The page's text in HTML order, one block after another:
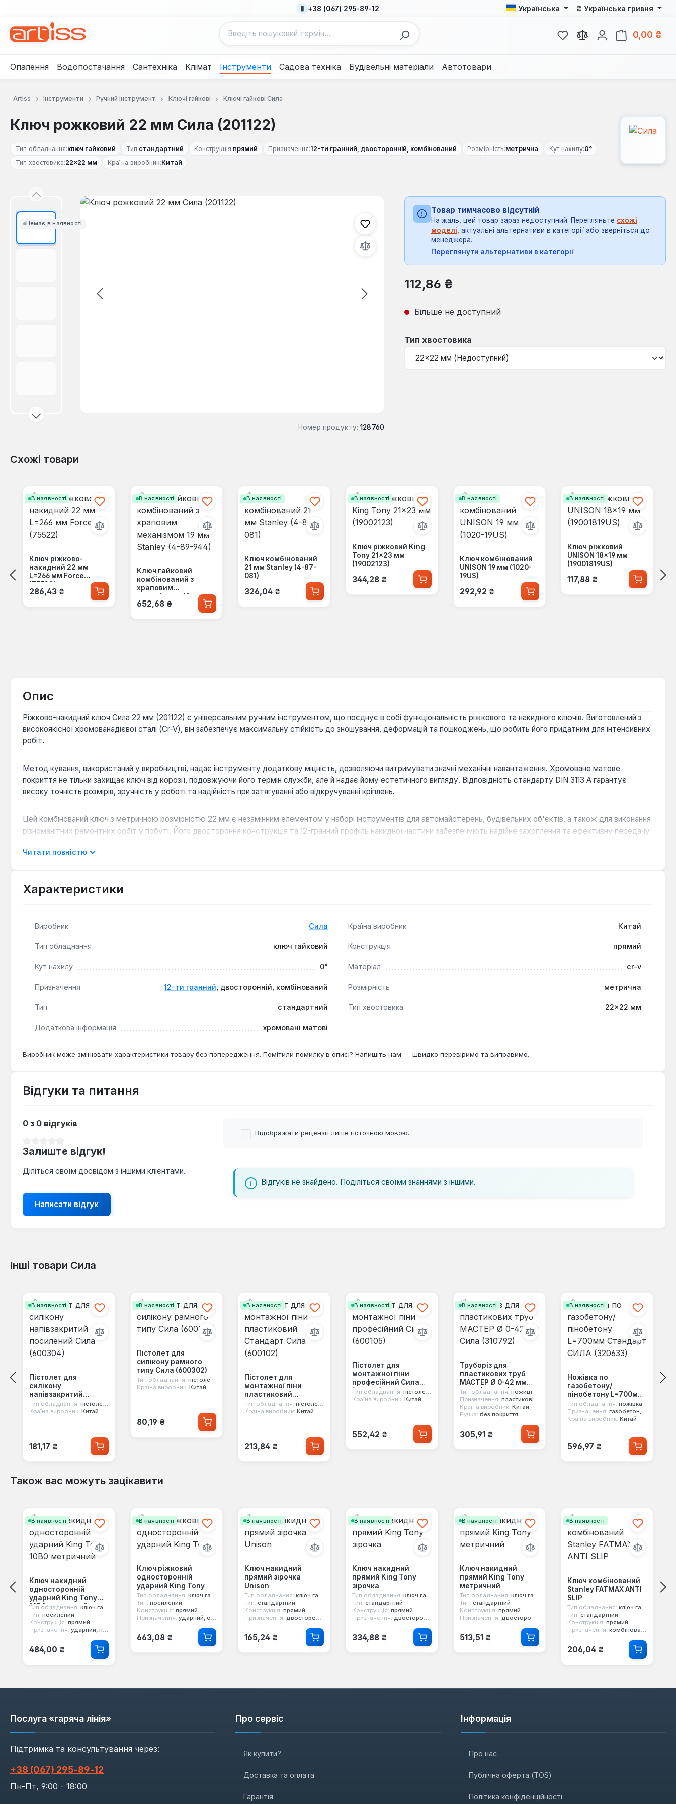
+38 (067) 295-89-12 Українська ₴ Українська гривня
У вас є 0 у списку бажань
0,00 ₴
Опалення Водопостачання Сантехніка Клімат Інструменти Садова техніка Будівельні матеріали Автотовари
Artiss Інструменти Ручний інструмент Ключі гайкові Ключі гайкові Сила
Ключ рожковий 22 мм Сила (201122)
Тип обладнання:ключ гайковий Тип:стандартний Конструкція:прямий Призначення:12-ти гранний, двосторонній, комбінований Розмірність:метрична Кут нахилу:0°
Тип хвостовика:22×22 мм Країна виробник:Китай
Немає в наявності
Пропустити галерею зображень
Номер продукту: 128760
Товар тимчасово відсутній
На жаль, цей товар зараз недоступний. Перегляньте схожі
моделі , актуальні альтернативи в категорії або зверніться до
менеджера.
Переглянути альтернативи в категорії
Звичайна ціна:
112,86 ₴
Більше не доступний
Виберіть
Тип хвостовика
Схожі товари
В наявності
Ключ ріжково-
накидний 22 мм
L=266 мм Force
(75522)
Звичайна ціна:
286,43 ₴
В наявності
Ключ гайковий
комбінований з
храповим
механізмом 19 мм
Stanley (4-89-944)
Звичайна ціна:
652,68 ₴
В наявності
Ключ комбінований
21 мм Stanley (4-87-
081)
Звичайна ціна:
326,04 ₴
В наявності
Ключ ріжковий King
Tony 21×23 мм
(19002123)
Звичайна ціна:
344,28 ₴
В наявності
Ключ комбінований
UNISON 19 мм (1020-
19US)
Звичайна ціна:
292,92 ₴
В наявності
Ключ ріжковий
UNISON 18×19 мм
(19001819US)
Звичайна ціна:
117,88 ₴
Опис
Ріжково-накидний ключ Сила 22 мм (201122) є універсальним ручним інструментом, що поєднує в собі функціональність ріжкового та накидного ключів. Виготовлений з
високоякісної хромованадієвої сталі (Cr-V), він забезпечує максимальну стійкість до зношування, деформацій та пошкоджень, що робить його придатним для інтенсивних
робіт.
Метод кування, використаний у виробництві, надає інструменту додаткову міцність, дозволяючи витримувати значні механічні навантаження. Хромоване матове
покриття не тільки захищає ключ від корозії, подовжуючи його термін служби, але й надає йому естетичного вигляду. Відповідність стандарту DIN 3113 A гарантує
високу точність розмірів, зручність у роботі та надійність при затягуванні або відкручуванні кріплень.
Цей комбінований ключ з метричною розмірністю 22 мм є незамінним елементом у наборі інструментів для автомайстерень, будівельних об'єктів, а також для виконання
різноманітних ремонтних робіт у побуті. Його двостороння конструкція та 12-гранний профіль накидної частини забезпечують надійне захоплення та ефективну передачу
Читати повністю
Характеристики
Виробник Сила Країна виробник Китай
Тип обладнання ключ гайковий Конструкція прямий
Кут нахилу 0° Матеріал cr-v
Призначення 12-ти гранний , двосторонній, комбінований Розмірність метрична
Тип стандартний Тип хвостовика 22×22 мм
Додаткова інформація хромовані матові
Виробник може змінювати характеристики товару без попередження. Помітили помилку в описі? Напишіть нам — швидко перевіримо та виправимо.
Відгуки та питання
0 з 0 відгуків
Залиште відгук!
Діліться своїм досвідом з іншими клієнтами.
Написати відгук
Відображати рецензії лише поточною мовою.
Відгуків не знайдено. Поділіться своїми знаннями з іншими.
Інші товари Сила
В наявності
Пістолет для
силікону
напівзакритий
посилений Сила
(600304)
Тип обладнання: пістолети для герметиків
Країна виробник: Китай
Звичайна ціна:
181,17 ₴
В наявності
Пістолет для
силікону рамного
типу Сила (600302)
Тип обладнання: пістолети для герметиків
Країна виробник: Китай
Звичайна ціна:
80,19 ₴
В наявності
Пістолет для
монтажної піни
пластиковий
Стандарт Сила
(600102)
Тип обладнання: пістолет для піни
Країна виробник: Китай
Звичайна ціна:
213,84 ₴
В наявності
Пістолет для
монтажної піни
професійний Сила
(600105)
Тип обладнання: пістолет для піни
Країна виробник: Китай
Звичайна ціна:
552,42 ₴
В наявності
Труборіз для
пластикових труб
МАСТЕР Ø 0-42 мм
Сила (310792)
Тип обладнання: ножиці
Призначення: пластикові труби
Країна виробник: Китай
Ручка: без покриття
Звичайна ціна:
305,91 ₴
В наявності
Ножівка по
газобетону/
пінобетону L=700мм
Стандарт СИЛА
(320633)
Тип обладнання: ножівка
Призначення: газобетон, пінобетон
Країна виробник: Китай
Звичайна ціна:
596,97 ₴
Також вас можуть зацікавити
В наявності
Ключ накидний
односторонній
ударний King Tony
10B0 метричний
Тип обладнання: ключ гайковий
Тип: посилений
Конструкція: прямий
Призначення: ударний, накидний, односторонній
Звичайна ціна:
484,00 ₴
В наявності
Ключ ріжковий
односторонній
ударний King Tony
Тип обладнання: ключ гайковий
Тип: посилений
Конструкція: прямий
Призначення: ударний, односторонній, ріжковий
Звичайна ціна:
663,08 ₴
В наявності
Ключ накидний
прямий зірочка
Unison
Тип обладнання: ключ гайковий
Тип: стандартний
Конструкція: прямий
Призначення: двосторонній, накидний, е-профіль
Звичайна ціна:
165,24 ₴
В наявності
Ключ накидний
прямий King Tony
зірочка
Тип обладнання: ключ гайковий
Тип: стандартний
Конструкція: прямий
Призначення: двосторонній, накидний, е-профіль
Звичайна ціна:
334,88 ₴
В наявності
Ключ накидний
прямий King Tony
метричний
Тип обладнання: ключ гайковий
Тип: стандартний
Конструкція: прямий
Призначення: двосторонній, 12-ти гранний, накидний
Звичайна ціна:
513,51 ₴
В наявності
Ключ комбінований
Stanley FATMAX ANTI
SLIP
Тип обладнання: ключ гайковий
Тип: стандартний
Конструкція: прямий
Призначення: комбінований, двосторонній, 12-ти гранний
Звичайна ціна:
206,04 ₴
Послуга «гаряча лінія»
Підтримка та консультування через:
+38 (067) 295‑89‑12
Пн-Пт, 9:00 - 18:00
Про сервіс
Як купити?
Доставка та оплата
Гарантія
Інформація
Про нас
Публічна оферта (TOS)
Політика конфіденційності